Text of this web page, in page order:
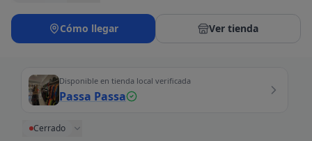
Cómo llegar Ver tienda
Disponible en tienda local verificada
Passa Passa
Cerrado